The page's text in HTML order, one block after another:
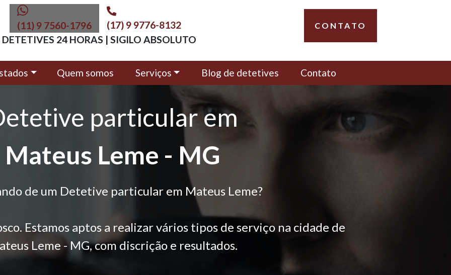
(11) 9 7560-1796
(17) 9 9776-8132
DETETIVES 24 HORAS | SIGILO ABSOLUTO
CONTATO
Quem somos Serviços Blog de detetives Contato
particular em
Mateus Leme - MG
de um Detetive particular em Mateus Leme?
Estamos aptos a realizar vários tipos de serviço na cidade de
Leme - MG, com discrição e resultados.